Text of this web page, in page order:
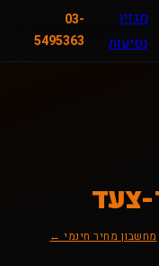
מגזין
נסיעות
03-
5495363
צעד
מחשבון מחיר חינמי ←